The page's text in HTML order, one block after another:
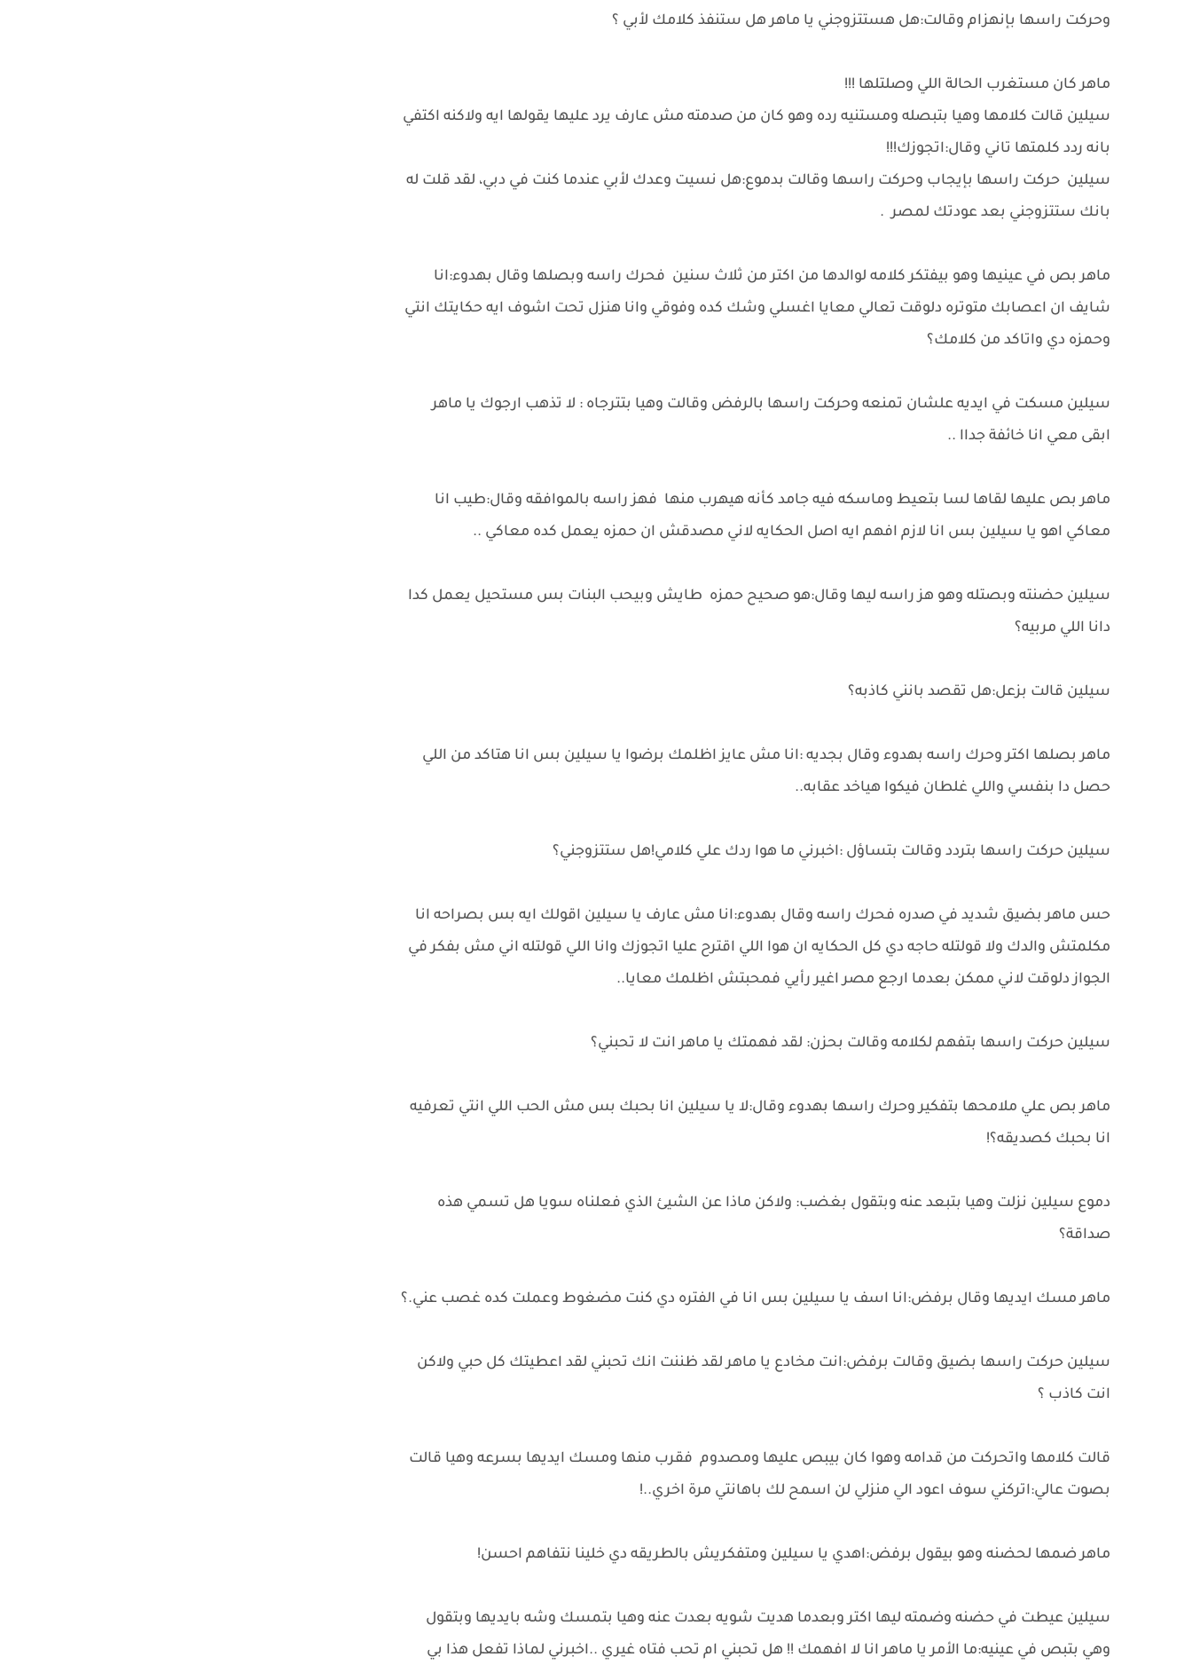
وحركت راسها بإنهزام وقالت:هل هستتزوجني يا ماهر هل ستنفذ كلامك لأبي ؟
ماهر كان مستغرب الحالة اللي وصلتلها !!!
سيلين قالت كلامها وهيا بتبصله ومستنيه رده وهو كان من صدمته مش عارف يرد عليها يقولها ايه ولاكنه اكتفي
بانه ردد كلمتها تاني وقال:اتجوزك!!!
سيلين حركت راسها بإيجاب وحركت راسها وقالت بدموع:هل نسيت وعدك لأبي عندما كنت في دبي، لقد قلت له
بانك ستتزوجني بعد عودتك لمصر .
ماهر بص في عينيها وهو بيفتكر كلامه لوالدها من اكتر من ثلاث سنين فحرك راسه وبصلها وقال بهدوء:انا
شايف ان اعصابك متوتره دلوقت تعالي معايا اغسلي وشك كده وفوقي وانا هنزل تحت اشوف ايه حكايتك انتي
وحمزه دي واتاكد من كلامك؟
سيلين مسكت في ايديه علشان تمنعه وحركت راسها بالرفض وقالت وهيا بتترجاه : لا تذهب ارجوك يا ماهر
ابقى معي انا خائفة جداا ..
ماهر بص عليها لقاها لسا بتعيط وماسكه فيه جامد كأنه هيهرب منها فهز راسه بالموافقه وقال:طيب انا
معاكي اهو يا سيلين بس انا لازم افهم ايه اصل الحكايه لاني مصدقش ان حمزه يعمل كده معاكي ..
سيلين حضنته وبصتله وهو هز راسه ليها وقال:هو صحيح حمزه طايش وبيحب البنات بس مستحيل يعمل كدا
دانا اللي مربيه؟
سيلين قالت بزعل:هل تقصد بانني كاذبه؟
ماهر بصلها اكتر وحرك راسه بهدوء وقال بجديه :انا مش عايز اظلمك برضوا يا سيلين بس انا هتاكد من اللي
حصل دا بنفسي واللي غلطان فيكوا هياخد عقابه..
سيلين حركت راسها بتردد وقالت بتساؤل :اخبرني ما هوا ردك علي كلامي!هل ستتزوجني؟
حس ماهر بضيق شديد في صدره فحرك راسه وقال بهدوء:انا مش عارف يا سيلين اقولك ايه بس بصراحه انا
مكلمتش والدك ولا قولتله حاجه دي كل الحكايه ان هوا اللي اقترح عليا اتجوزك وانا اللي قولتله اني مش بفكر في
الجواز دلوقت لاني ممكن بعدما ارجع مصر اغير رأيي فمحبتش اظلمك معايا..
سيلين حركت راسها بتفهم لكلامه وقالت بحزن: لقد فهمتك يا ماهر انت لا تحبني؟
ماهر بص علي ملامحها بتفكير وحرك راسها بهدوء وقال:لا يا سيلين انا بحبك بس مش الحب اللي انتي تعرفيه
انا بحبك كصديقه؟!
دموع سيلين نزلت وهيا بتبعد عنه وبتقول بغضب: ولاكن ماذا عن الشيئ الذي فعلناه سويا هل تسمي هذه
صداقة؟
ماهر مسك ايديها وقال برفض:انا اسف يا سيلين بس انا في الفتره دي كنت مضغوط وعملت كده غصب عني.؟
سيلين حركت راسها بضيق وقالت برفض:انت مخادع يا ماهر لقد ظننت انك تحبني لقد اعطيتك كل حبي ولاكن
انت كاذب ؟
قالت كلامها واتحركت من قدامه وهوا كان بيبص عليها ومصدوم فقرب منها ومسك ايديها بسرعه وهيا قالت
بصوت عالي:اتركني سوف اعود الي منزلي لن اسمح لك باهانتي مرة اخري..!
ماهر ضمها لحضنه وهو بيقول برفض:اهدي يا سيلين ومتفكريش بالطريقه دي خلينا نتفاهم احسن!
سيلين عيطت في حضنه وضمته ليها اكتر وبعدما هديت شويه بعدت عنه وهيا بتمسك وشه بايديها وبتقول
وهي بتبص في عينيه:ما الأمر يا ماهر انا لا افهمك !! هل تحبني ام تحب فتاه غيري ..اخبرني لماذا تفعل هذا بي